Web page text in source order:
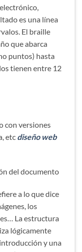
es una línea
El braille
que abarca
puntos) hasta
tienen entre 12
con versiones
etc diseño web
del documento
a lo que dice
los
La estructura
lógicamente
y una